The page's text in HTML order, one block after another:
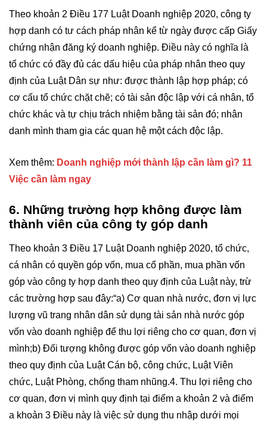
Theo khoản 2 Điều 177 Luật Doanh nghiệp 2020, công ty
hợp danh có tư cách pháp nhân kể từ ngày được cấp Giấy
chứng nhận đăng ký doanh nghiệp. Điều này có nghĩa là
tổ chức có đầy đủ các dấu hiệu của pháp nhân theo quy
định của Luật Dân sự như: được thành lập hợp pháp; có
cơ cấu tổ chức chặt chẽ; có tài sản độc lập với cá nhân, tổ
chức khác và tự chịu trách nhiệm bằng tài sản đó; nhân
danh mình tham gia các quan hệ một cách độc lập.
Xem thêm: Doanh nghiệp mới thành lập cần làm gì? 11
Việc cần làm ngay
6. Những trường hợp không được làm
thành viên của công ty góp danh
Theo khoản 3 Điều 17 Luật Doanh nghiệp 2020, tổ chức,
cá nhân có quyền góp vốn, mua cổ phần, mua phần vốn
góp vào công ty hợp danh theo quy định của Luật này, trừ
các trường hợp sau đây:“a) Cơ quan nhà nước, đơn vị lực
lượng vũ trang nhân dân sử dụng tài sản nhà nước góp
vốn vào doanh nghiệp để thu lợi riêng cho cơ quan, đơn vị
mình;b) Đối tượng không được góp vốn vào doanh nghiệp
theo quy định của Luật Cán bộ, công chức, Luật Viên
chức, Luật Phòng, chống tham nhũng.4. Thu lợi riêng cho
cơ quan, đơn vị mình quy định tại điểm a khoản 2 và điểm
a khoản 3 Điều này là việc sử dụng thu nhập dưới mọi